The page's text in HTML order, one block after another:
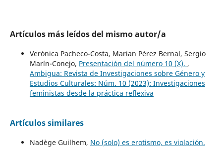
Artículos más leídos del mismo autor/a
Verónica Pacheco-Costa, Marian Pérez Bernal, Sergio
Marín-Conejo, Presentación del número 10 (X). ,
Ambigua: Revista de Investigaciones sobre Género y
Estudios Culturales: Núm. 10 (2023): Investigaciones
feministas desde la práctica reflexiva
Artículos similares
Nadège Guilhem, No (solo) es erotismo, es violación.